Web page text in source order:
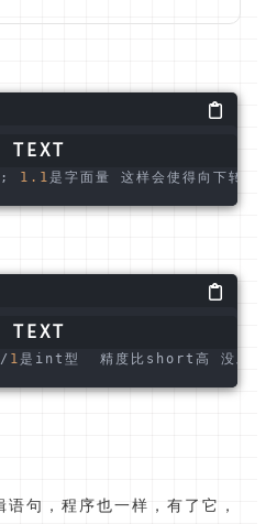
; 1.1 是字面量 这样会使得向下转型
/ 1 是int型  精度比short高 没发
句，程序也一样，有了它，